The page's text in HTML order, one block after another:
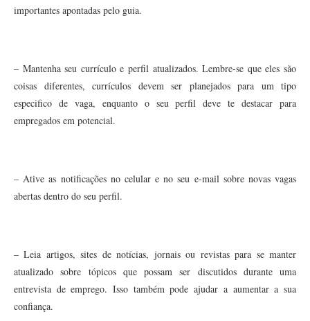
importantes apontadas pelo guia.
– Mantenha seu currículo e perfil atualizados. Lembre-se que eles são
coisas diferentes, currículos devem ser planejados para um tipo
especifico de vaga, enquanto o seu perfil deve te destacar para
empregados em potencial.
– Ative as notificações no celular e no seu e-mail sobre novas vagas
abertas dentro do seu perfil.
– Leia artigos, sites de notícias, jornais ou revistas para se manter
atualizado sobre tópicos que possam ser discutidos durante uma
entrevista de emprego. Isso também pode ajudar a aumentar a sua
confiança.